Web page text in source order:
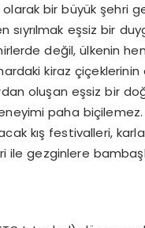
bir büyük şehri
sıyrılmak eşsiz bir
değil, ülkenin
kiraz çiçeklerinin
oluşan eşsiz bir
paha
kış festivalleri,
ile gezginlere